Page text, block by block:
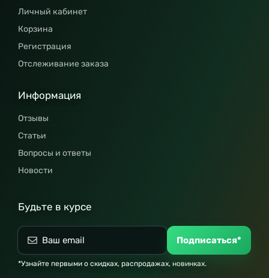
Личный кабинет
Корзина
Регистрация
Отслеживание заказа
Информация
Отзывы
Статьи
Вопросы и ответы
Новости
Будьте в курсе
Подписаться*
*Узнайте первыми о скидках, распродажах, новинках.